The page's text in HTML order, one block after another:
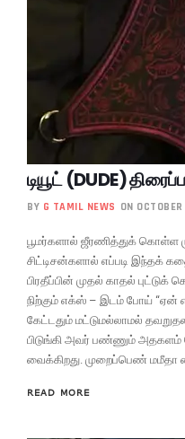
டியூட் (DUDE)
BY G TAMIL NEWS ON
பூமர்களால் ஜீரணித்துக் கொள்ள
சிட்டிசன்களால் எப்படி இந்தக்
பிரதீப்பின் முதல் காதல் புட்டுக்
நிற்கும் எக்ஸ் – இடம் போய் “ஏன்
கேட்டதும் மட்டுமல்லாமல்
பிடுங்கி அவர் பண்ணும்
வைக்கிறது. முறைப்பெண் மமீதா
READ MORE